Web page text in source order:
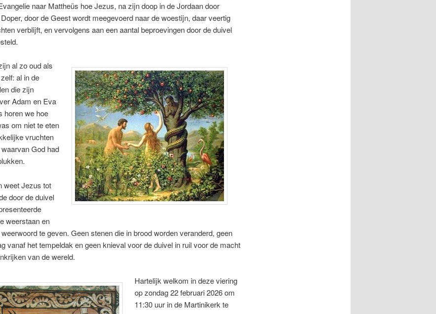
naar Mattheüs hoe Jezus, na zijn doop in de Jordaan door
door de Geest wordt meegevoerd naar de woestijn, daar veertig
verblijft, en vervolgens aan een aantal beproevingen door de duivel
al zo oud als
al in de
die zijn
Adam en Eva
horen we hoe
om niet te eten
vruchten
God had
weet Jezus tot
door de duivel
weerstaan en
te geven. Geen stenen die in brood worden veranderd, geen
vanaf het tempeldak en geen knieval voor de duivel in ruil voor de macht
van de wereld.
Hartelijk welkom in deze viering
op zondag 22 februari 2026 om
11:30 uur in de Martinikerk te